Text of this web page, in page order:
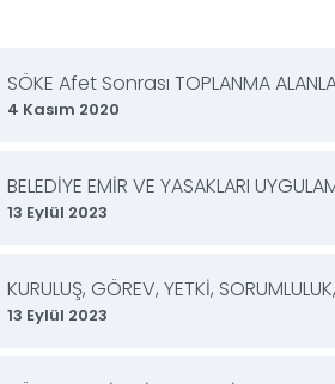
SÖKE Afet Sonrası TOPLANMA
4 Kasım 2020
BELEDİYE EMİR VE YASAKLARI
13 Eylül 2023
KURULUŞ, GÖREV, YETKİ,
13 Eylül 2023